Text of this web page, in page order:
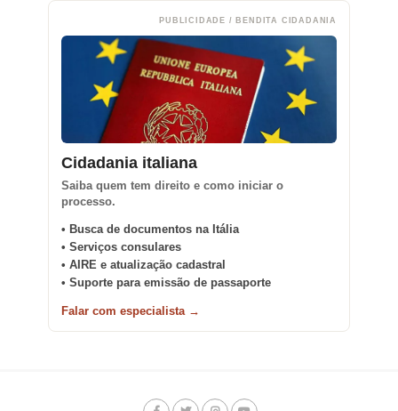
PUBLICIDADE / BENDITA CIDADANIA
Cidadania italiana
Saiba quem tem direito e como iniciar o
processo.
• Busca de documentos na Itália
• Serviços consulares
• AIRE e atualização cadastral
• Suporte para emissão de passaporte
Falar com especialista →